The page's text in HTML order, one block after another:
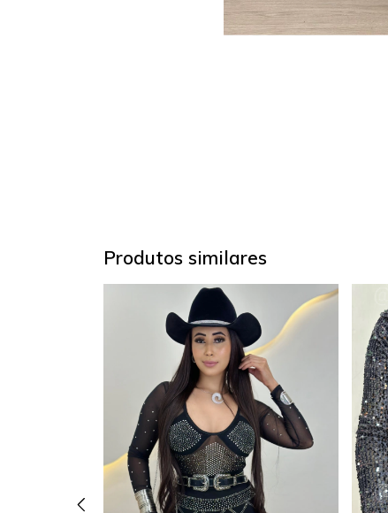
Produtos similares